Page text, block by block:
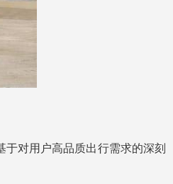
对用户高品质出行需求的深刻